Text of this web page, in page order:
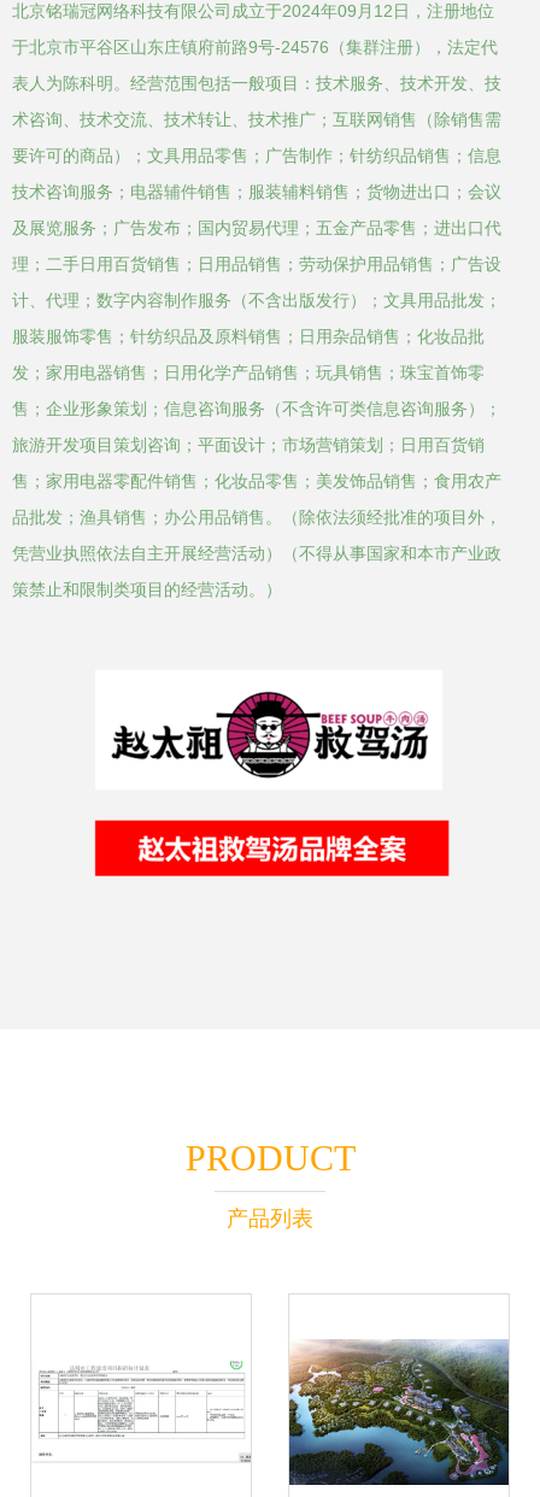
北京铭瑞冠网络科技有限公司成立于2024年09月12日，注册地位
于北京市平谷区山东庄镇府前路9号-24576（集群注册），法定代
表人为陈科明。经营范围包括一般项目：技术服务、技术开发、技
术咨询、技术交流、技术转让、技术推广；互联网销售（除销售需
要许可的商品）；文具用品零售；广告制作；针纺织品销售；信息
技术咨询服务；电器辅件销售；服装辅料销售；货物进出口；会议
及展览服务；广告发布；国内贸易代理；五金产品零售；进出口代
理；二手日用百货销售；日用品销售；劳动保护用品销售；广告设
计、代理；数字内容制作服务（不含出版发行）；文具用品批发；
服装服饰零售；针纺织品及原料销售；日用杂品销售；化妆品批
发；家用电器销售；日用化学产品销售；玩具销售；珠宝首饰零
售；企业形象策划；信息咨询服务（不含许可类信息咨询服务）；
旅游开发项目策划咨询；平面设计；市场营销策划；日用百货销
售；家用电器零配件销售；化妆品零售；美发饰品销售；食用农产
品批发；渔具销售；办公用品销售。（除依法须经批准的项目外，
凭营业执照依法自主开展经营活动）（不得从事国家和本市产业政
策禁止和限制类项目的经营活动。）
PRODUCT
产品列表